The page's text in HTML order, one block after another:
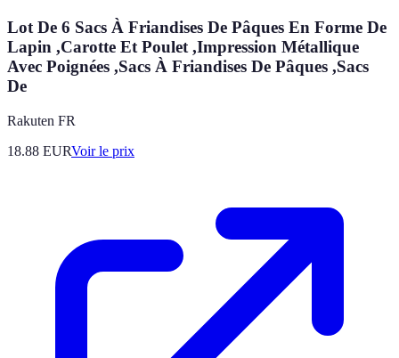
Lot De 6 Sacs À Friandises De Pâques En Forme De
Lapin ,Carotte Et Poulet ,Impression Métallique
Avec Poignées ,Sacs À Friandises De Pâques ,Sacs
De
Rakuten FR
18.88 EURVoir le prix